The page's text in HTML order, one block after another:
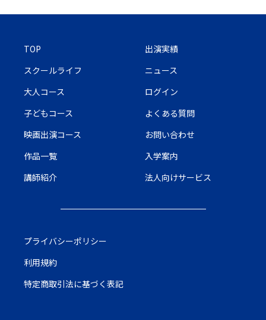
TOP
スクールライフ
大人コース
子どもコース
映画出演コース
作品一覧
講師紹介
出演実績
ニュース
ログイン
よくある質問
お問い合わせ
入学案内
法人向けサービス
プライバシーポリシー
利用規約
特定商取引法に基づく表記